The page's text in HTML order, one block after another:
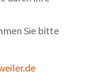
Sie bitte